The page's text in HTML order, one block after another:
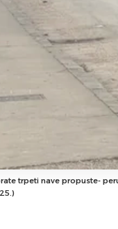
trpeti nave propuste-